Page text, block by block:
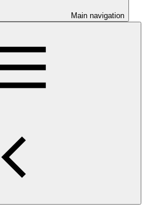
Main navigation